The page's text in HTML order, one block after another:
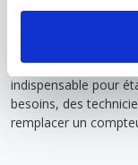
Lorsque vous
le compteur ou
indispensable pour
besoins, des
remplacer un